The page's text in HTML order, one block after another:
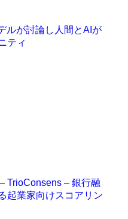
ルが討論し人間とAIが
ティ
TrioConsens – 銀行融
起業家向けスコアリン